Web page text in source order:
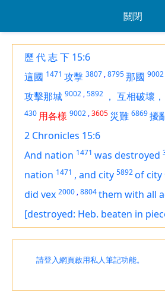
關閉
歷 代 志 下 15:6
這國 1471 攻擊 3807 ,8795那國 9002
攻擊那城 9002 ,5892 ， 互相破壞，
430 用各樣 9002 ,3605 災難 6869擾
2 Chronicles 15:6
And nation 1471 was destroyed
nation 1471 , and city 5892of city
did vex 2000 ,8804them with all
[destroyed: Heb. beaten in
請登入網頁啟用私人筆記功能。